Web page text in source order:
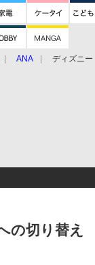
ANA ディズニー
の切り替え